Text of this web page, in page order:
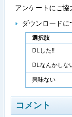
アンケートにご協
ダウンロードに
選択肢
DLした!!
DLなんかしな
興味ない
コメント